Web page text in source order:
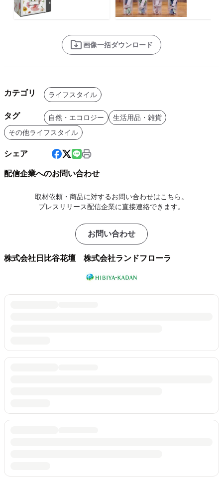
画像一括ダウンロード
カテゴリ ライフスタイル
タグ 自然・エコロジー
生活用品・雑貨
その他ライフスタイル
シェア
配信企業へのお問い合わせ
取材依頼・商品に対するお問い合わせはこちら。
プレスリリース配信企業に直接連絡できます。
お問い合わせ
株式会社日比谷花壇 株式会社ランドフローラ